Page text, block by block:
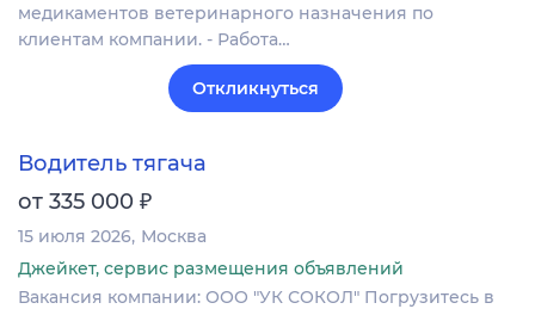
медикаментов ветеринарного назначения по
клиентам компании. - Работа…
Откликнуться
Водитель тягача
от 335 000 ₽
15 июля 2026 Москва
Джейкет, сервис размещения объявлений
Вакансия компании: ООО "УК СОКОЛ" Погрузитесь в